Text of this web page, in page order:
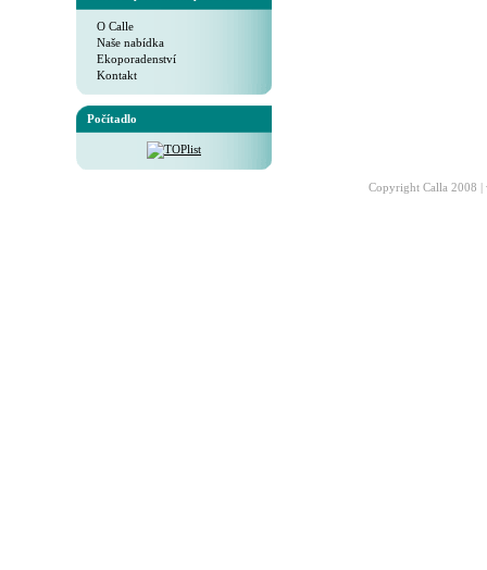
O Calle
Naše nabídka
Ekoporadenství
Kontakt
Počítadlo
Copyright Calla 2008 |